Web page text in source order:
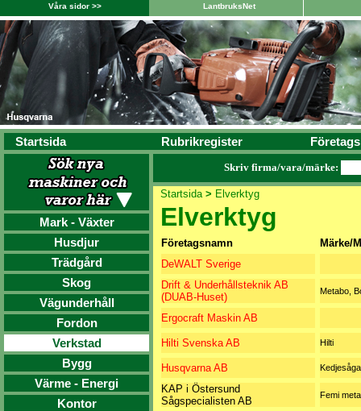
Våra sidor >> LantbruksNet
Startsida Rubrikregister
Mark - Växter
Husdjur
Trädgård
Skog
Vägunderhåll
Fordon
Verkstad
Bygg
Värme - Energi
Kontor
Skriv firma/vara/märke:
Startsida> Elverktyg
Elverktyg
Företagsnamn
Märke/
DeWALT Sverige
Drift & Underhållsteknik AB
(DUAB-Huset)
Metabo,
Ergocraft Maskin AB
Hilti Svenska AB Hilti
Husqvarna AB
KAP i Östersund
Sågspecialisten AB
Femi